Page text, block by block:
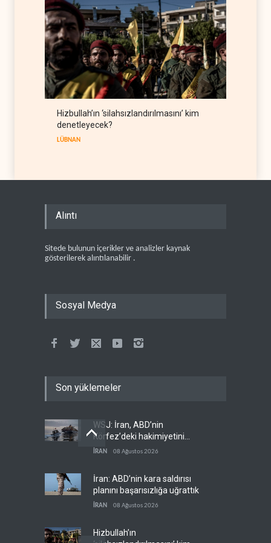
Hizbullah’ın ‘silahsızlandırılmasını’ kim
denetleyecek?
LÜBNAN
Alıntı
Sitede bulunun içerikler ve analizler kaynak
gösterilerek alıntılanabilir .
Sosyal Medya
Son yüklemeler
WSJ: İran, ABD’nin
Körfez’deki hakimiyetini
sona erdiriyor
İRAN 08 Ağustos 2026
İran: ABD’nin kara saldırısı
planını başarısızlığa uğrattık
İRAN 08 Ağustos 2026
Hizbullah’ın